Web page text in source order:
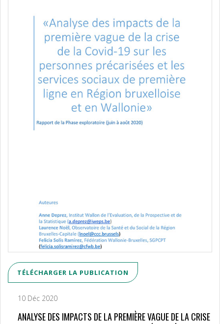
TÉLÉCHARGER LA PUBLICATION
10 Déc 2020
ANALYSE DES IMPACTS DE LA PREMIÈRE VAGUE DE LA CRISE